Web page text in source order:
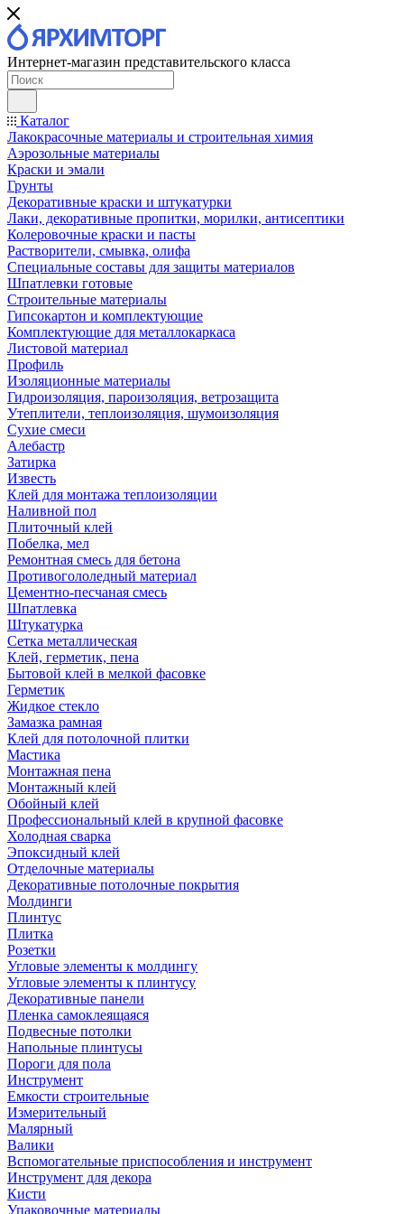
Интернет-магазин представительского класса
Каталог
Лакокрасочные материалы и строительная химия
Аэрозольные материалы
Краски и эмали
Грунты
Декоративные краски и штукатурки
Лаки, декоративные пропитки, морилки, антисептики
Колеровочные краски и пасты
Растворители, смывка, олифа
Специальные составы для защиты материалов
Шпатлевки готовые
Строительные материалы
Гипсокартон и комплектующие
Комплектующие для металлокаркаса
Листовой материал
Профиль
Изоляционные материалы
Гидроизоляция, пароизоляция, ветрозащита
Утеплители, теплоизоляция, шумоизоляция
Сухие смеси
Алебастр
Затирка
Известь
Клей для монтажа теплоизоляции
Наливной пол
Плиточный клей
Побелка, мел
Ремонтная смесь для бетона
Противогололедный материал
Цементно-песчаная смесь
Шпатлевка
Штукатурка
Сетка металлическая
Клей, герметик, пена
Бытовой клей в мелкой фасовке
Герметик
Жидкое стекло
Замазка рамная
Клей для потолочной плитки
Мастика
Монтажная пена
Монтажный клей
Обойный клей
Профессиональный клей в крупной фасовке
Холодная сварка
Эпоксидный клей
Отделочные материалы
Декоративные потолочные покрытия
Молдинги
Плинтус
Плитка
Розетки
Угловые элементы к молдингу
Угловые элементы к плинтусу
Декоративные панели
Пленка самоклеящаяся
Подвесные потолки
Напольные плинтусы
Пороги для пола
Инструмент
Емкости строительные
Измерительный
Малярный
Валики
Вспомогательные приспособления и инструмент
Инструмент для декора
Кисти
Упаковочные материалы